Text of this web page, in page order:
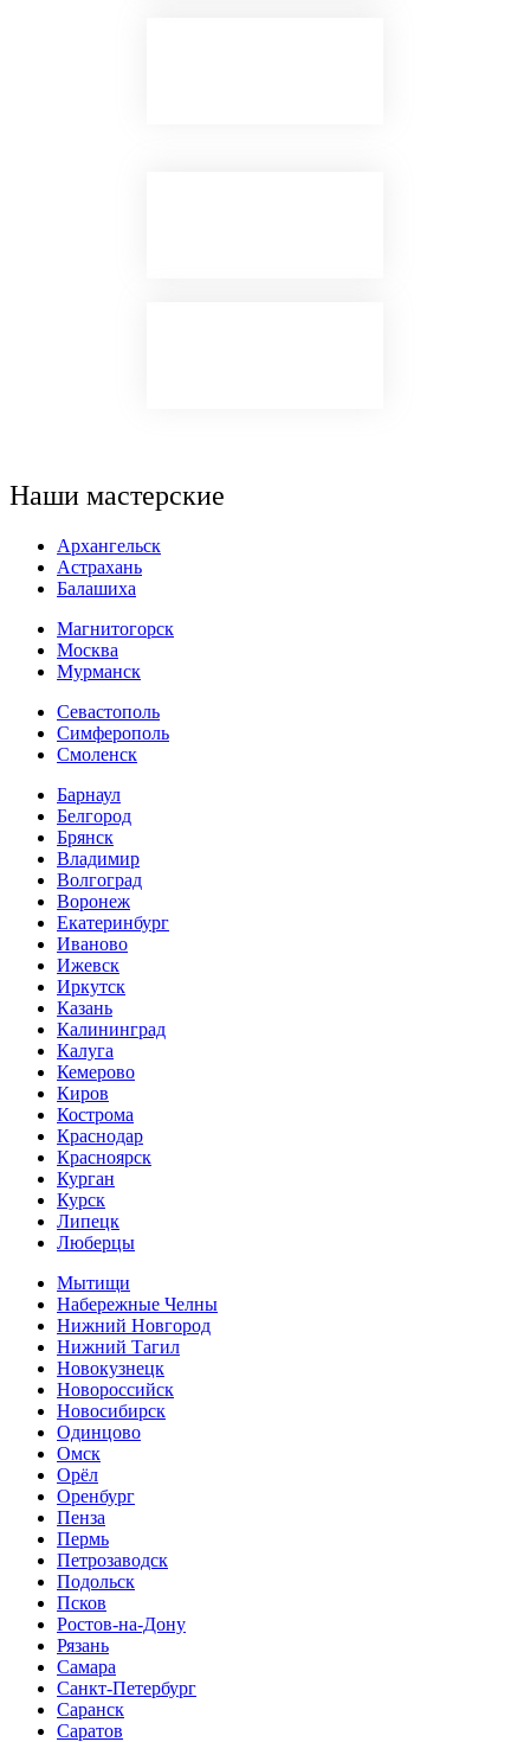
Наши мастерские
Архангельск
Астрахань
Балашиха
Магнитогорск
Москва
Мурманск
Севастополь
Симферополь
Смоленск
Барнаул
Белгород
Брянск
Владимир
Волгоград
Воронеж
Екатеринбург
Иваново
Ижевск
Иркутск
Казань
Калининград
Калуга
Кемерово
Киров
Кострома
Краснодар
Красноярск
Курган
Курск
Липецк
Люберцы
Мытищи
Набережные Челны
Нижний Новгород
Нижний Тагил
Новокузнецк
Новороссийск
Новосибирск
Одинцово
Омск
Орёл
Оренбург
Пенза
Пермь
Петрозаводск
Подольск
Псков
Ростов-на-Дону
Рязань
Самара
Санкт-Петербург
Саранск
Саратов